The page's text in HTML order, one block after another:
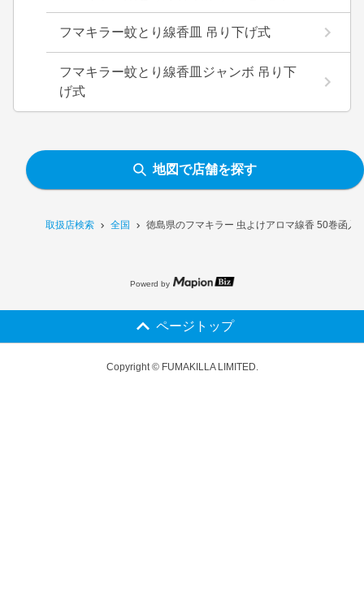
取扱店検索 全国 徳島県のフマキラー 虫よけアロマ線香 50巻函入
フマキラー蚊とり線香皿 吊り下げ式
フマキラー蚊とり線香皿ジャンボ 吊り下
げ式
地図で店舗を探す
Powerd by
ページトップ
Copyright © FUMAKILLA LIMITED.